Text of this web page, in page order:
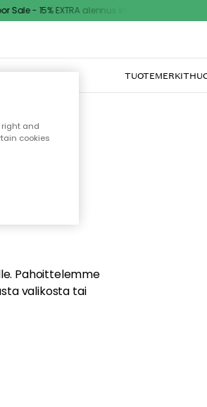
Sale - 15% EXTRA alennus koodilla
TUOTEMERKIT
Pahoittelemme
valikosta tai
right and
cookies